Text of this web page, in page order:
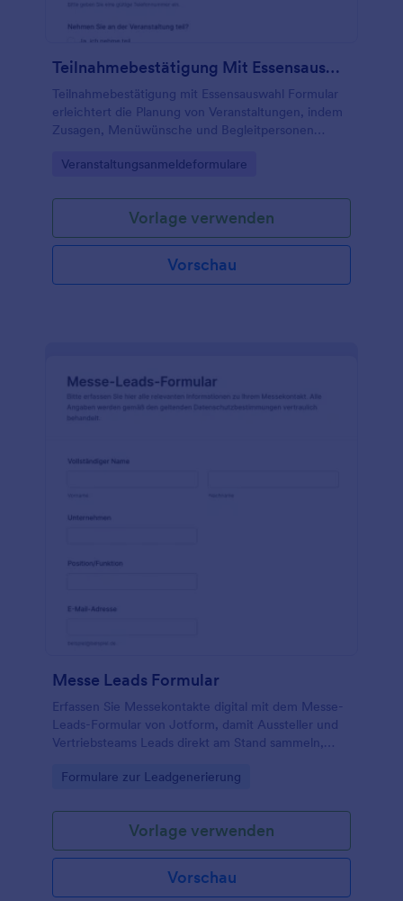
Teilnahmebestätigung Mit Essensauswahl Formular
Teilnahmebestätigung mit Essensauswahl Formular
erleichtert die Planung von Veranstaltungen, indem
Zusagen, Menüwünsche und Begleitpersonen
Vereine und private Gastgeber.
Go to Category:
Veranstaltungsanmeldeformulare
Vorlage verwenden
Vorschau
Messe Leads Formular
Erfassen Sie Messekontakte digital mit dem Messe-
Leads-Formular von Jotform, damit Aussteller und
Vertriebsteams Leads direkt am Stand sammeln,
können.
Go to Category:
Formulare zur Leadgenerierung
Vorlage verwenden
Vorschau